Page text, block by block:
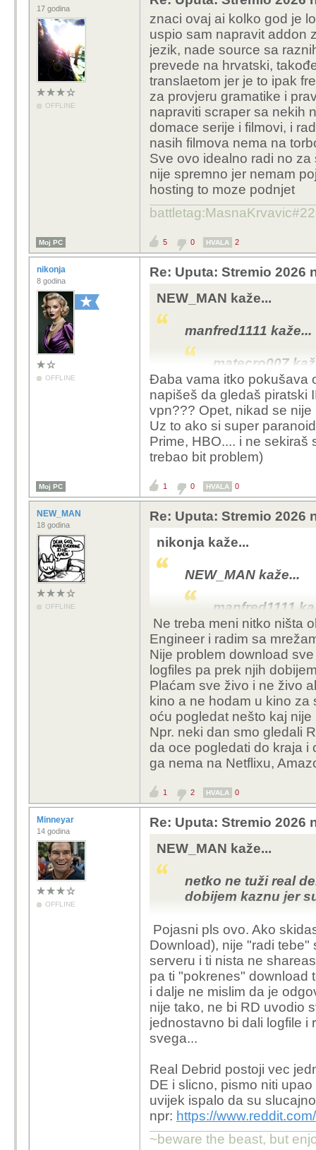
17 godina
OFFLINE
znaci ovaj ai kolko god je
uspio sam napravit addon
jezik, nade source sa
prevede na hrvatski,
translaetom jer je to ipak
za provjeru gramatike i
napraviti scraper sa nekih
domace serije i filmovi, i
nasih filmova nema na
Sve ovo idealno radi no
nije spremno jer nemam
hosting to moze podnjet
Moj PC 5 0 HVALA 2
nikonja
8 godina
OFFLINE
Re: Uputa: Stremio 2026
NEW_MAN kaže...
manfred1111 kaže...
matecro007
ovdje
Kupi onda
Rjesen
haha mislim da
Ja sam u Austriji i
uzeo Surfshark na
tih key reselera
imas jos jedan
paranoid napravi neki
secure (Secure
kosta oko 3 € eura
Mozda postoje
previse trazilo da
ili neku alternativu i
od zakona.
Iskreno da nemam
plus eventualno IPTV
Kraj svega toga
ali to je primarno radi
Spotify i Streamio,
ne moram.
Đaba vama itko pokušava
napišeš da gledaš piratski
vpn??? Opet, nikad se
Uz to ako si super
Prime, HBO.... i ne sekiraš
trebao bit problem)
Moj PC 1 0 HVALA 0
NEW_MAN
18 godina
OFFLINE
Re: Uputa: Stremio 2026
nikonja kaže...
NEW_MAN kaže...
manfred1111
pia
Kupi
haha
Ja sam u Austriji
nades ima tih
paranoid kao ja
uzmes vpn prek
anonimni mail na
Email, Tuta ili
€ eura
postoje jeftinija
previse trazilo da
debrid ili neku
99.9999999% od
koji ima bazu od
kanale na planeti
Amazon Prime,
zene i djece. Da
cak me niti IPTV
Ne treba meni nitko ništa
Engineer i radim sa
Nije problem download
logfiles pa prek njih
Plaćam sve živo i ne živo
kino a ne hodam u kino
oću pogledat nešto kaj
Npr. neki dan smo gledali
da oce pogledati do kraja i
ga nema na Netflixu,
1 2 HVALA 0
Minneyar
14 godina
OFFLINE
Re: Uputa: Stremio 2026
NEW_MAN kaže...
netko ne tuži real
dobijem kaznu jer
Pojasni pls ovo. Ako
Download), nije "radi
serveru i ti nista ne
pa ti "pokrenes" download
i dalje ne mislim da je
nije tako, ne bi RD uvodio
jednostavno bi dali logfile i
svega...
Real Debrid postoji vec
DE i slicno, pismo niti
uvijek ispalo da su
npr: https://
~beware the beast, but